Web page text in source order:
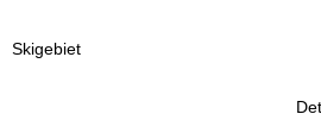
Skigebiet